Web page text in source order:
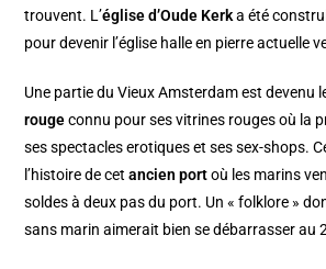
trouvent. L’église d’Oude Kerka été
pour devenir l’église halle en pierre actuelle
Une partie du Vieux Amsterdam est devenu
rougeconnu pour ses vitrines rouges où la
ses spectacles erotiques et ses sex-shops.
l’histoire de cetancien portoù les marins
soldes à deux pas du port. Un « folklore »
sans marin aimerait bien se débarrasser au